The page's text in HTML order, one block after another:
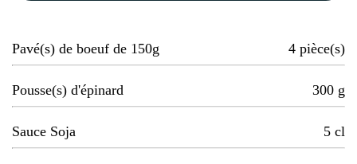
Pavé(s) de boeuf de 150g 4 pièce(s)
Pousse(s) d'épinard 300 g
Sauce Soja 5 cl